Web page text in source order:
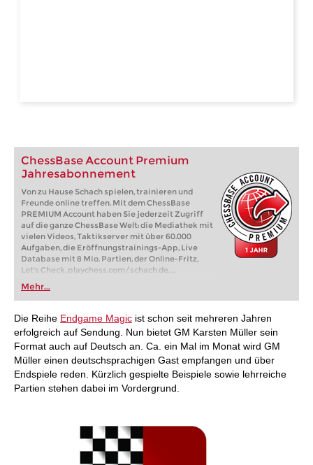
ChessBase Account Premium
Jahresabonnement
Von zu Hause Schach spielen, trainieren und
Freunde online treffen. Mit dem ChessBase
PREMIUM Account haben Sie jederzeit Zugriff
auf die ganze ChessBase Welt: die Mediathek mit
vielen Videos, Taktikserver mit über 60.000
Aufgaben, die Eröffnungstrainings-App, Live
Database mit 8 Mio. Partien, der Online-Fritz,
Let's Check, playchess.com/schach.de, ...
Mehr...
Die Reihe Endgame Magic ist schon seit mehreren Jahren
erfolgreich auf Sendung. Nun bietet GM Karsten Müller sein
Format auch auf Deutsch an. Ca. ein Mal im Monat wird GM
Müller einen deutschsprachigen Gast empfangen und über
Endspiele reden. Kürzlich gespielte Beispiele sowie lehrreiche
Partien stehen dabei im Vordergrund.